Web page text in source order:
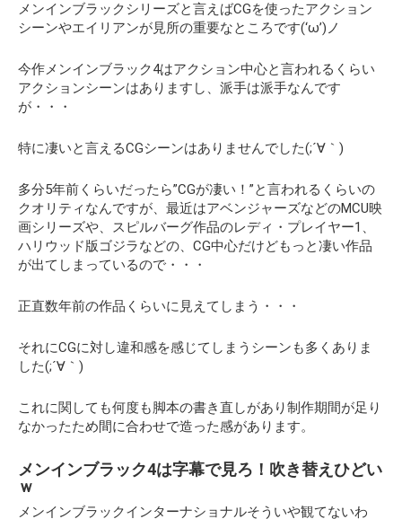
メンインブラックシリーズと言えばCGを使ったアクション
シーンやエイリアンが見所の重要なところです(‘ω’)ノ
今作メンインブラック4はアクション中心と言われるくらい
アクションシーンはありますし、派手は派手なんです
が・・・
特に凄いと言えるCGシーンはありませんでした(;´∀｀)
多分5年前くらいだったら”CGが凄い！”と言われるくらいの
クオリティなんですが、最近はアベンジャーズなどのMCU映
画シリーズや、スピルバーグ作品のレディ・プレイヤー1、
ハリウッド版ゴジラなどの、CG中心だけどもっと凄い作品
が出てしまっているので・・・
正直数年前の作品くらいに見えてしまう・・・
それにCGに対し違和感を感じてしまうシーンも多くありま
した(;´∀｀)
これに関しても何度も脚本の書き直しがあり制作期間が足り
なかったため間に合わせで造った感があります。
メンインブラック4は字幕で見ろ！吹き替えひどい
ｗ
メンインブラックインターナショナルそういや観てないわ